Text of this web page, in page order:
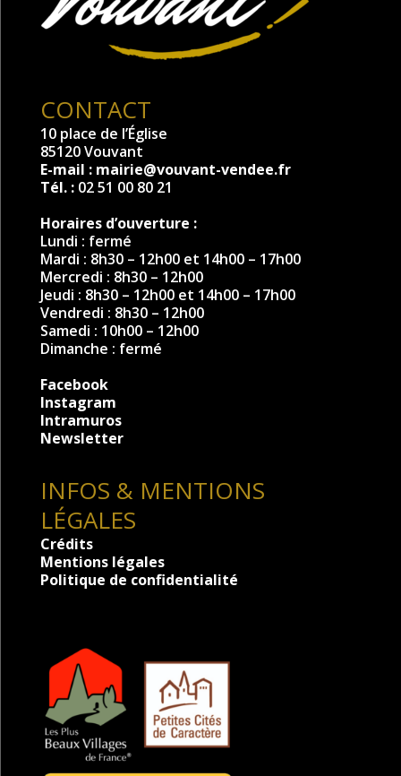
CONTACT
10 place de l’Église
85120 Vouvant
E-mail : mairie@vouvant-vendee.fr
Tél. : 02 51 00 80 21
Horaires d’ouverture :
Lundi : fermé
Mardi : 8h30 – 12h00 et 14h00 – 17h00
Mercredi : 8h30 – 12h00
Jeudi : 8h30 – 12h00 et 14h00 – 17h00
Vendredi : 8h30 – 12h00
Samedi : 10h00 – 12h00
Dimanche : fermé
Facebook
Instagram
Intramuros
Newsletter
INFOS & MENTIONS
LÉGALES
Crédits
Mentions légales
Politique de confidentialité